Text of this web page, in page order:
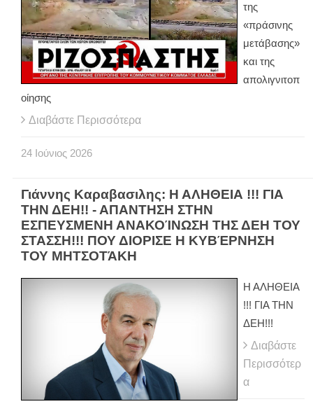
της
«πράσινης
μετάβασης»
και της
απολιγνιτοπ
οίησης
Διαβάστε Περισσότερα
24 Ιούνιος 2026
Γιάννης Καραβασιλης: Η ΑΛΗΘΕΙΑ !!! ΓΙΑ
ΤΗΝ ΔΕΗ!! - ΑΠΑΝΤΗΣΗ ΣΤΗΝ
ΕΣΠΕΥΣΜΕΝΗ ΑΝΑΚΟΊΝΩΣΗ ΤΗΣ ΔΕΗ ΤΟΥ
ΣΤΑΣΣΗ!!! ΠΟΥ ΔΙΟΡΙΣΕ Η ΚΥΒΈΡΝΗΣΗ
ΤΟΥ ΜΗΤΣΟΤΆΚΗ
Η ΑΛΗΘΕΙΑ
!!! ΓΙΑ ΤΗΝ
ΔΕΗ!!!
Διαβάστε
Περισσότερ
α